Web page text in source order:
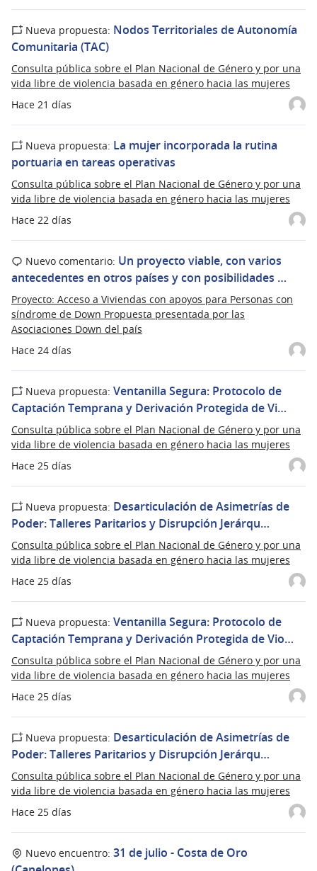
Hace 21 días
Nueva propuesta: Nodos Territoriales de Autonomía
Comunitaria (TAC)
Consulta pública sobre el Plan Nacional de Género y por una
vida libre de violencia basada en género hacia las mujeres
Hace 22 días
Nueva propuesta: La mujer incorporada la rutina
portuaria en tareas operativas
Consulta pública sobre el Plan Nacional de Género y por una
vida libre de violencia basada en género hacia las mujeres
Hace 24 días
Nuevo comentario: Un proyecto viable, con varios
antecedentes en otros países y con posibilidades …
Proyecto: Acceso a Viviendas con apoyos para Personas con
síndrome de Down Propuesta presentada por las
Asociaciones Down del país
Hace 25 días
Nueva propuesta: Ventanilla Segura: Protocolo de
Captación Temprana y Derivación Protegida de Vi…
Consulta pública sobre el Plan Nacional de Género y por una
vida libre de violencia basada en género hacia las mujeres
Hace 25 días
Nueva propuesta: Desarticulación de Asimetrías de
Poder: Talleres Paritarios y Disrupción Jerárqu…
Consulta pública sobre el Plan Nacional de Género y por una
vida libre de violencia basada en género hacia las mujeres
Hace 25 días
Nueva propuesta: Ventanilla Segura: Protocolo de
Captación Temprana y Derivación Protegida de Vio…
Consulta pública sobre el Plan Nacional de Género y por una
vida libre de violencia basada en género hacia las mujeres
Hace 25 días
Nueva propuesta: Desarticulación de Asimetrías de
Poder: Talleres Paritarios y Disrupción Jerárqu…
Consulta pública sobre el Plan Nacional de Género y por una
vida libre de violencia basada en género hacia las mujeres
Nuevo encuentro: 31 de julio - Costa de Oro